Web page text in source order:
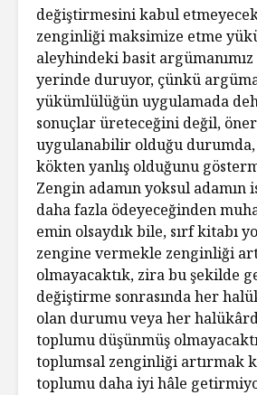
değiştirmesini kabul
zenginliği maksimize etme
aleyhindeki basit
yerinde duruyor, çünkü
yükümlülüğün uygulamada
sonuçlar üreteceğini değil,
uygulanabilir olduğu
kökten yanlış olduğunu
Zengin adamın yoksul adamın
daha fazla ödeyeceğinden
emin olsaydık bile, sırf kitabı
zengine vermekle zenginliği
olmayacaktık, zira bu şekilde
değiştirme sonrasında her
olan durumu veya her
toplumu düşünmüş
toplumsal zenginliği artırmak
toplumu daha iyi hâle